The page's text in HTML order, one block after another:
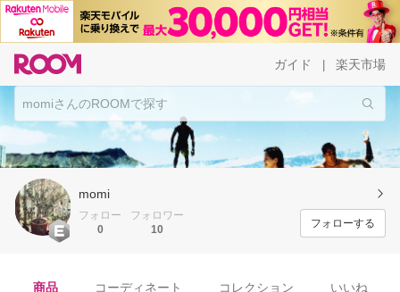
ガイド 楽天市場
momi
フォロー
0
フォロワー
10
フォローする
商品 コーディネート コレクション いいね